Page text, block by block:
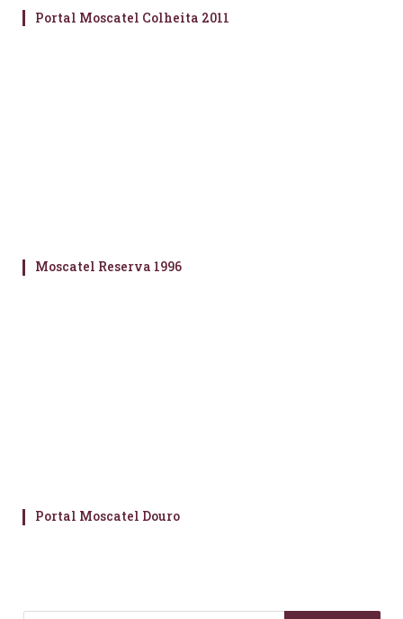
Portal Moscatel Colheita 2011
Moscatel Reserva 1996
Portal Moscatel Douro